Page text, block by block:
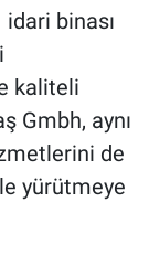
binası
kaliteli
Gmbh, aynı
de
yürütmeye